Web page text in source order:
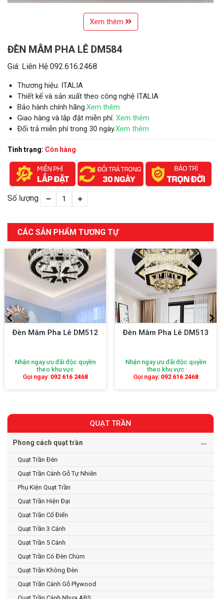
Xem thêm
ĐÈN MÂM PHA LÊ DM584
Giá: Liên Hệ 092.616.2468
Thương hiệu: ITALIA
Thiết kế và sản xuất theo công nghệ ITALIA
Bảo hành chính hãng.Xem thêm
Giao hàng và lắp đặt miễn phí. Xem thêm
Đổi trả miễn phí trong 30 ngày.Xem thêm
Tình trạng: Còn hàng
Số lượng
CÁC SẢN PHẨM TƯƠNG TỰ
Đèn Mâm Pha Lê DM512
Nhận ngay ưu đãi độc quyền
theo khu vực
Gọi ngay: 092 616 2468
Đèn Mâm Pha Lê DM513
Nhận ngay ưu đãi độc quyền
theo khu vực
Gọi ngay: 092 616 2468
QUẠT TRẦN
Phong cách quạt trần
Quạt Trần Đèn
Quạt Trần Cánh Gỗ Tự Nhiên
Phụ Kiện Quạt Trần
Quạt Trần Hiện Đại
Quạt Trần Cổ Điển
Quạt Trần 3 Cánh
Quạt Trần 5 Cánh
Quạt Trần Có Đèn Chùm
Quạt Trần Không Đèn
Quạt Trần Cánh Gỗ Plywood